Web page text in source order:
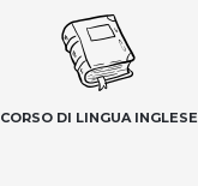
CORSO DI LINGUA INGLESE